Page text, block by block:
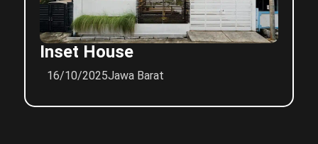
Inset House
16/10/2025Jawa Barat